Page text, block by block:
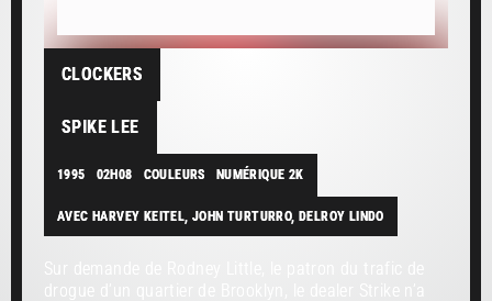
CLOCKERS
SPIKE LEE
1995 02H08 COULEURS NUMÉRIQUE 2K
AVEC HARVEY KEITEL, JOHN TURTURRO, DELROY LINDO